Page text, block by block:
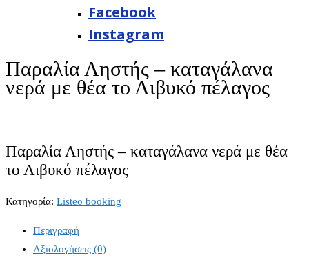
Facebook
Instagram
Παραλία Ληστής – καταγάλανα
νερά με θέα το Λιβυκό πέλαγος
Παραλία Ληστής – καταγάλανα νερά με θέα
το Λιβυκό πέλαγος
Κατηγορία: Listeo booking
Περιγραφή
Αξιολογήσεις (0)